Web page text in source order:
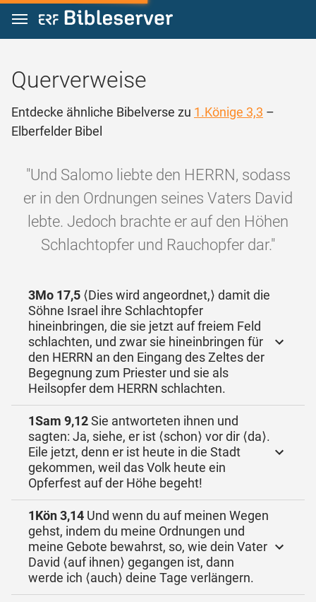
Zum Inhalt springen
Querverweise
Entdecke ähnliche Bibelverse zu 1.Könige 3,3 –
Elberfelder Bibel
"Und Salomo liebte den HERRN, sodass
er in den Ordnungen seines Vaters David
lebte. Jedoch brachte er auf den Höhen
Schlachtopfer und Rauchopfer dar."
3Mo 17,5 ⟨Dies wird angeordnet,⟩ damit die
Söhne Israel ihre Schlachtopfer
hineinbringen, die sie jetzt auf freiem Feld
schlachten, und zwar sie hineinbringen für
den HERRN an den Eingang des Zeltes der
Begegnung zum Priester und sie als
Heilsopfer dem HERRN schlachten.
1Sam 9,12Sie antworteten ihnen und
sagten: Ja, siehe, er ist ⟨schon⟩ vor dir ⟨da⟩.
Eile jetzt, denn er ist heute in die Stadt
gekommen, weil das Volk heute ein
Opferfest auf der Höhe begeht!
1Kön 3,14 Und wenn du auf meinen Wegen
gehst, indem du meine Ordnungen und
meine Gebote bewahrst, so, wie dein Vater
David ⟨auf ihnen⟩ gegangen ist, dann
werde ich ⟨auch⟩ deine Tage verlängern.